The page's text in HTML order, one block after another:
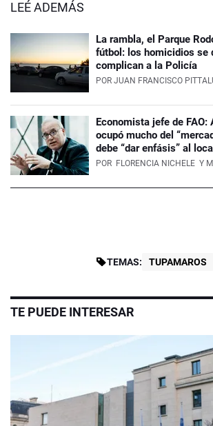
LEÉ ADEMÁS
La rambla, el Parque
fútbol: los homicidios se
complican a la Policía
POR JUAN FRANCISCO
Economista jefe de
ocupó mucho del
debe “dar enfásis” al local
POR FLORENCIA NICHELE Y
TEMAS: TUPAMAROS
TE PUEDE INTERESAR